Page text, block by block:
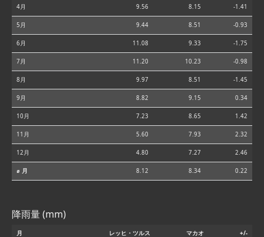
4月 9.56 8.15 -1.41
5月 9.44 8.51 -0.93
6月 11.08 9.33 -1.75
7月 11.20 10.23 -0.98
8月 9.97 8.51 -1.45
9月 8.82 9.15 0.34
10月 7.23 8.65 1.42
11月 5.60 7.93 2.32
12月 4.80 7.27 2.46
⌀ 月 8.12 8.34 0.22
降雨量 (mm)
月 レッヒ・ツルス マカオ +/-